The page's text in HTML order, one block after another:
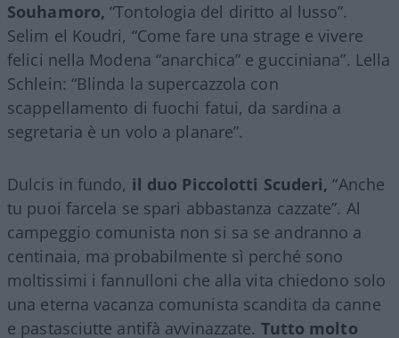
Souhamoro, “Tontologia del diritto al lusso”.
Selim el Koudri, “Come fare una strage e vivere
felici nella Modena “anarchica” e gucciniana”. Lella
Schlein: “Blinda la supercazzola con
scappellamento di fuochi fatui, da sardina a
segretaria è un volo a planare”.
Dulcis in fundo, il duo Piccolotti Scuderi, “Anche
tu puoi farcela se spari abbastanza cazzate”. Al
campeggio comunista non si sa se andranno a
centinaia, ma probabilmente sì perché sono
moltissimi i fannulloni che alla vita chiedono solo
una eterna vacanza comunista scandita da canne
e pastasciutte antifà avvinazzate. Tutto molto